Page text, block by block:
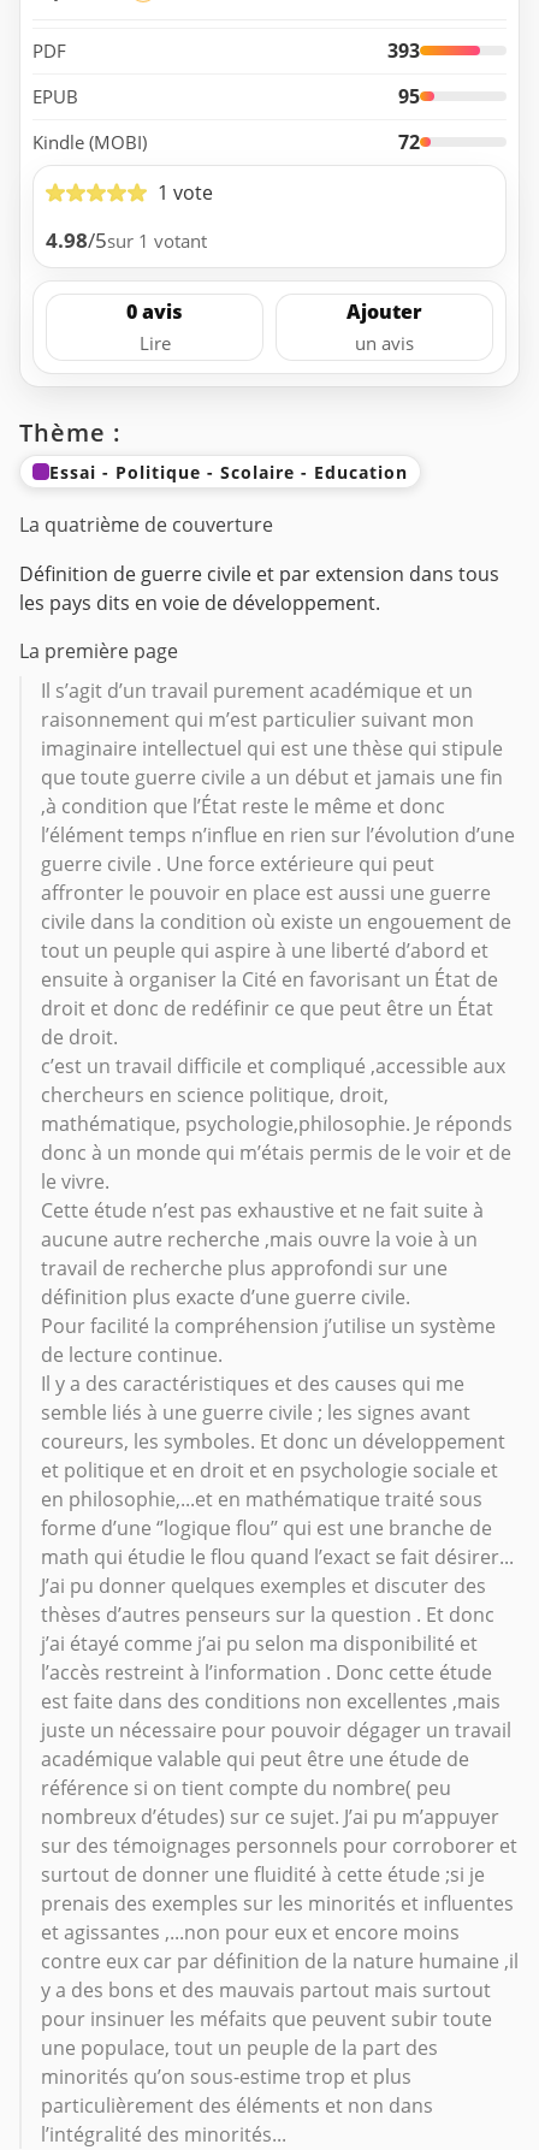
PDF 393
EPUB 95
Kindle (MOBI)
72
1 vote
4.98/5sur 1 votant
0 avis
Lire
Ajouter
un avis
Thème :
Essai - Politique - Scolaire - Education
La quatrième de couverture
Définition de guerre civile et par extension dans tous
les pays dits en voie de développement.
La première page
Il s’agit d’un travail purement académique et un
raisonnement qui m’est particulier suivant mon
imaginaire intellectuel qui est une thèse qui stipule
que toute guerre civile a un début et jamais une fin
,à condition que l’État reste le même et donc
l’élément temps n’influe en rien sur l’évolution d’une
guerre civile . Une force extérieure qui peut
affronter le pouvoir en place est aussi une guerre
civile dans la condition où existe un engouement de
tout un peuple qui aspire à une liberté d’abord et
ensuite à organiser la Cité en favorisant un État de
droit et donc de redéfinir ce que peut être un État
de droit.
c’est un travail difficile et compliqué ,accessible aux
chercheurs en science politique, droit,
mathématique, psychologie,philosophie. Je réponds
donc à un monde qui m’étais permis de le voir et de
le vivre.
Cette étude n’est pas exhaustive et ne fait suite à
aucune autre recherche ,mais ouvre la voie à un
travail de recherche plus approfondi sur une
définition plus exacte d’une guerre civile.
Pour facilité la compréhension j’utilise un système
de lecture continue.
Il y a des caractéristiques et des causes qui me
semble liés à une guerre civile ; les signes avant
coureurs, les symboles. Et donc un développement
et politique et en droit et en psychologie sociale et
en philosophie,...et en mathématique traité sous
forme d’une ‘’logique flou’’ qui est une branche de
math qui étudie le flou quand l’exact se fait désirer...
J’ai pu donner quelques exemples et discuter des
thèses d’autres penseurs sur la question . Et donc
j’ai étayé comme j’ai pu selon ma disponibilité et
l’accès restreint à l’information . Donc cette étude
est faite dans des conditions non excellentes ,mais
juste un nécessaire pour pouvoir dégager un travail
académique valable qui peut être une étude de
référence si on tient compte du nombre( peu
nombreux d’études) sur ce sujet. J’ai pu m’appuyer
sur des témoignages personnels pour corroborer et
surtout de donner une fluidité à cette étude ;si je
prenais des exemples sur les minorités et influentes
et agissantes ,...non pour eux et encore moins
contre eux car par définition de la nature humaine ,il
y a des bons et des mauvais partout mais surtout
pour insinuer les méfaits que peuvent subir toute
une populace, tout un peuple de la part des
minorités qu’on sous-estime trop et plus
particulièrement des éléments et non dans
l’intégralité des minorités...